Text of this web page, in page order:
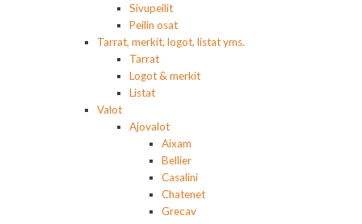
Sivupeilit
Peilin osat
Tarrat, merkit, logot, listat yms.
Tarrat
Logot & merkit
Listat
Valot
Ajovalot
Aixam
Bellier
Casalini
Chatenet
Grecav